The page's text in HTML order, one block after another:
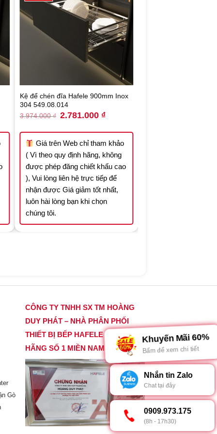
₫.
Kệ để chén đĩa Hafele 900mm Inox
304 549.08.014
3.974.000₫ Original
price
3.974.000 ₫.
2.781.000 ₫Current
2.781.000 ₫.
Giá trên Web chỉ tham khảo
( Vì theo quy định hãng, không
được phép đăng chiết khấu cao
), Vui lòng liên hệ trực tiếp để
nhận được Giá giảm tốt nhất,
luôn hài lòng bạn khi chọn
chúng tôi.
Gò
CÔNG TY TNHH SX TM HOÀNG
DUY PHÁT – NHÀ PHÂN PHỐI
THIẾT BỊ BẾP HAFELE CHÍNH
HÃNG SỐ 1 MIỀN NAM
Khuyến Mãi 60%
Bấm để xem chi tiết
Nhắn tin Zalo
Chat tại đây
0909.973.175
(8h - 17h30)